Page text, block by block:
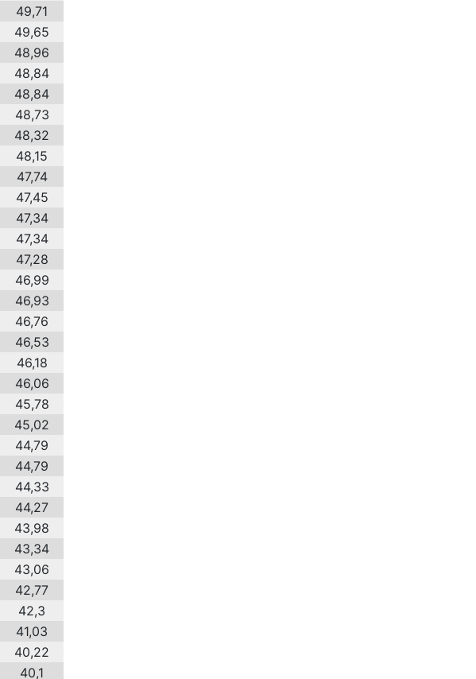
49,71
49,65
48,96
48,84
48,84
48,73
48,32
48,15
47,74
47,45
47,34
47,34
47,28
46,99
46,93
46,76
46,53
46,18
46,06
45,78
45,02
44,79
44,79
44,33
44,27
43,98
43,34
43,06
42,77
42,3
41,03
40,22
40,1